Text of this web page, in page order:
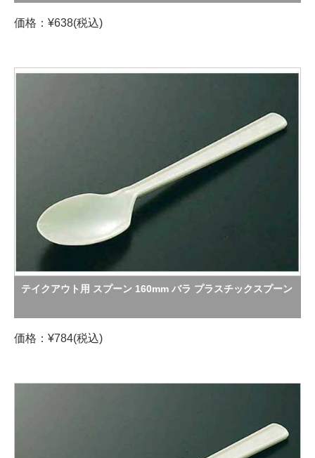
価格：¥638(税込)
テイクアウト用 スプーン 160mm バラ プラスチックスプーン
価格：¥784(税込)